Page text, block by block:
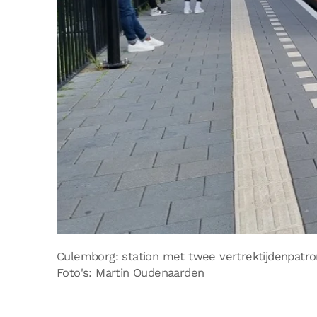
Culemborg: station met twee
Foto's: Martin Oudenaarden